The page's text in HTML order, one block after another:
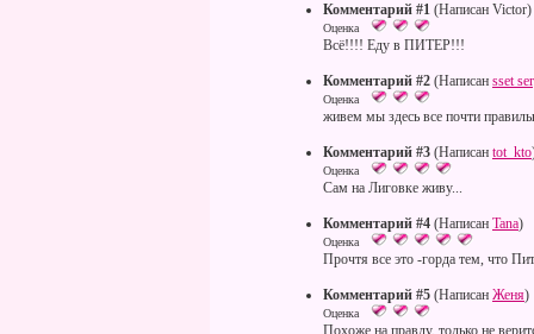
Комментарий #1 (Написан Victor)
Оценка
Всё!!!! Еду в ПИТЕР!!!
Комментарий #2 (Написан sset
Оценка
живем мы здесь все почти
Комментарий #3 (Написан tot_kto
Оценка
Сам на Лиговке живу...
Комментарий #4 (Написан Tana)
Оценка
Прочтя все это -горда тем, что
Комментарий #5 (Написан Женя)
Оценка
Похоже на правду, только не